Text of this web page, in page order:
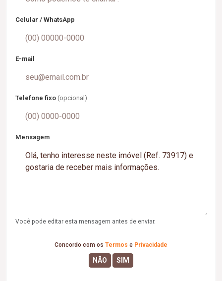
Celular / WhatsApp
E-mail
Telefone fixo (opcional)
Mensagem
Você pode editar esta mensagem antes de enviar.
Concordo com os Termos e Privacidade